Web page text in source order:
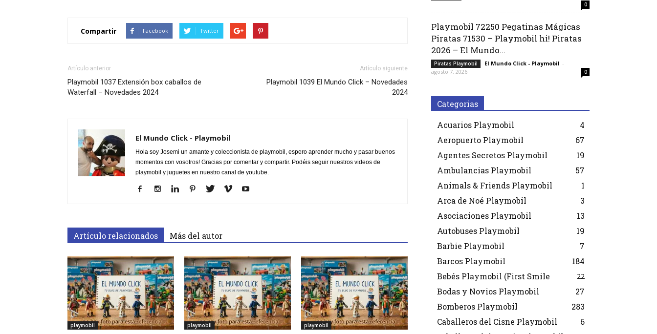
Compartir Facebook Twitter
Artículo anterior
Playmobil 1037 Extensión box caballos de
Waterfall – Novedades 2024
Artículo siguiente
Playmobil 1039 El Mundo Click – Novedades
2024
El Mundo Click - Playmobil
Hola soy Josemi un amante y coleccionista de playmobil, espero aprender mucho y pasar buenos
momentos con vosotros! Gracias por comentar y compartir. Podéis seguir nuestros videos de
playmobil y juguetes en nuestro canal de youtube.
Artículo relacionados Más del autor
playmobil playmobil playmobil
0
Playmobil 72250 Pegatinas Mágicas
Piratas 71530 – Playmobil hi! Piratas
2026 – El Mundo...
Piratas Playmobil El Mundo Click - Playmobil -
agosto 7, 2026
0
Categorias
Acuarios Playmobil
4
Aeropuerto Playmobil
67
Agentes Secretos Playmobil
19
Ambulancias Playmobil
57
Animals & Friends Playmobil
1
Arca de Noé Playmobil
3
Asociaciones Playmobil
13
Autobuses Playmobil
19
Barbie Playmobil
7
Barcos Playmobil
184
Bebés Playmobil (First Smile
22
Bodas y Novios Playmobil
27
Bomberos Playmobil
283
Caballeros del Cisne Playmobil
6